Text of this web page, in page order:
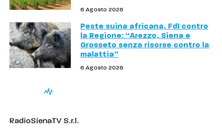
6 Agosto 2026
Peste suina africana, FdI contro
la Regione: “Arezzo, Siena e
Grosseto senza risorse contro la
malattia”
6 Agosto 2026
RadioSienaTV S.r.l.